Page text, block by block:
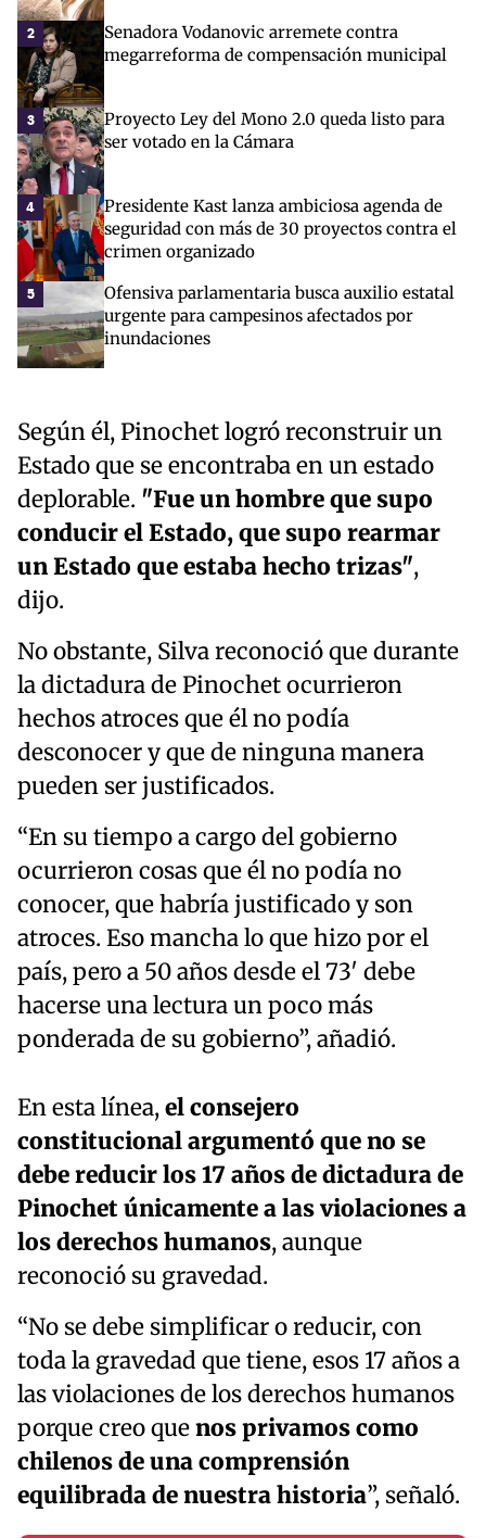
2
Senadora Vodanovic arremete contra
megarreforma de compensación municipal
3
Proyecto Ley del Mono 2.0 queda listo para
ser votado en la Cámara
4
Presidente Kast lanza ambiciosa agenda de
seguridad con más de 30 proyectos contra el
crimen organizado
5
Ofensiva parlamentaria busca auxilio estatal
urgente para campesinos afectados por
inundaciones
Según él, Pinochet logró reconstruir un
Estado que se encontraba en un estado
deplorable. "Fue un hombre que supo
conducir el Estado, que supo rearmar
un Estado que estaba hecho trizas",
dijo.
No obstante, Silva reconoció que durante
la dictadura de Pinochet ocurrieron
hechos atroces que él no podía
desconocer y que de ninguna manera
pueden ser justificados.
“En su tiempo a cargo del gobierno
ocurrieron cosas que él no podía no
conocer, que habría justificado y son
atroces. Eso mancha lo que hizo por el
país, pero a 50 años desde el 73′ debe
hacerse una lectura un poco más
ponderada de su gobierno”, añadió.
En esta línea,el consejero
constitucional argumentó que no se
debe reducir los 17 años de dictadura de
Pinochet únicamente a las violaciones a
los derechos humanos, aunque
reconoció su gravedad.
“No se debe simplificar o reducir, con
toda la gravedad que tiene, esos 17 años a
las violaciones de los derechos humanos
porque creo quenos privamos como
chilenos de una comprensión
equilibrada de nuestra historia”, señaló.